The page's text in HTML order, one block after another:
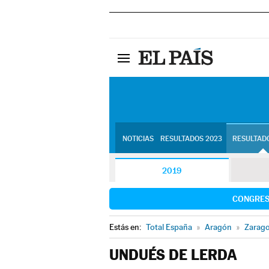
NOTICIAS RESULTADOS 2023
2019
Estás en: Total España » Aragón »
UNDUÉS DE LERDA